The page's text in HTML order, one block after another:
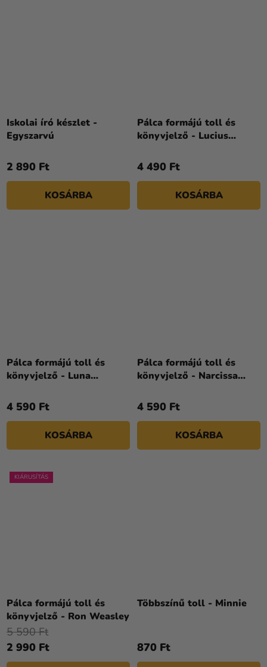
Iskolai író készlet -
Egyszarvú
2 890 Ft
KOSÁRBA
Pálca formájú toll és
könyvjelző - Lucius
4 490 Ft
KOSÁRBA
Pálca formájú toll és
könyvjelző - Luna
4 590 Ft
KOSÁRBA
Pálca formájú toll és
könyvjelző - Narcissa
4 590 Ft
KOSÁRBA
KIÁRUSÍTÁS
Pálca formájú toll és
könyvjelző - Ron Weasley
2 990 Ft
5 590 Ft
Többszínű toll - Minnie
870 Ft